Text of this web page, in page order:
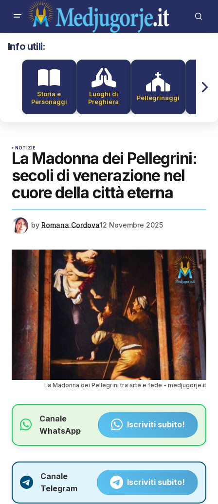
Info utili:
Storia e
Personaggi
Luoghi di
Preghiera
Pellegrinaggi
NOTIZIE
La Madonna dei Pellegrini:
secoli di venerazione nel
cuore della città eterna
by Romana Cordova12 Novembre 2025
La Madonna dei Pellegrini tra arte e fede - medjugorje.it
Canale
WhatsApp
Iscriviti subito!
Canale
Telegram
Iscriviti subito!